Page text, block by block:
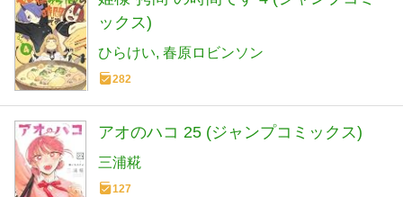
ックス)
ひらけい 春原ロビンソン
282
アオのハコ 25 (ジャンプコミックス)
三浦糀
127